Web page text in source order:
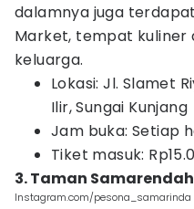
dalamnya juga
Market, tempat kuliner
keluarga.
Lokasi: Jl. Slamet
Ilir, Sungai Kunjang
Jam buka: Setiap
Tiket masuk:
3. Taman Samarendah
Instagram.com/pesona_samarinda